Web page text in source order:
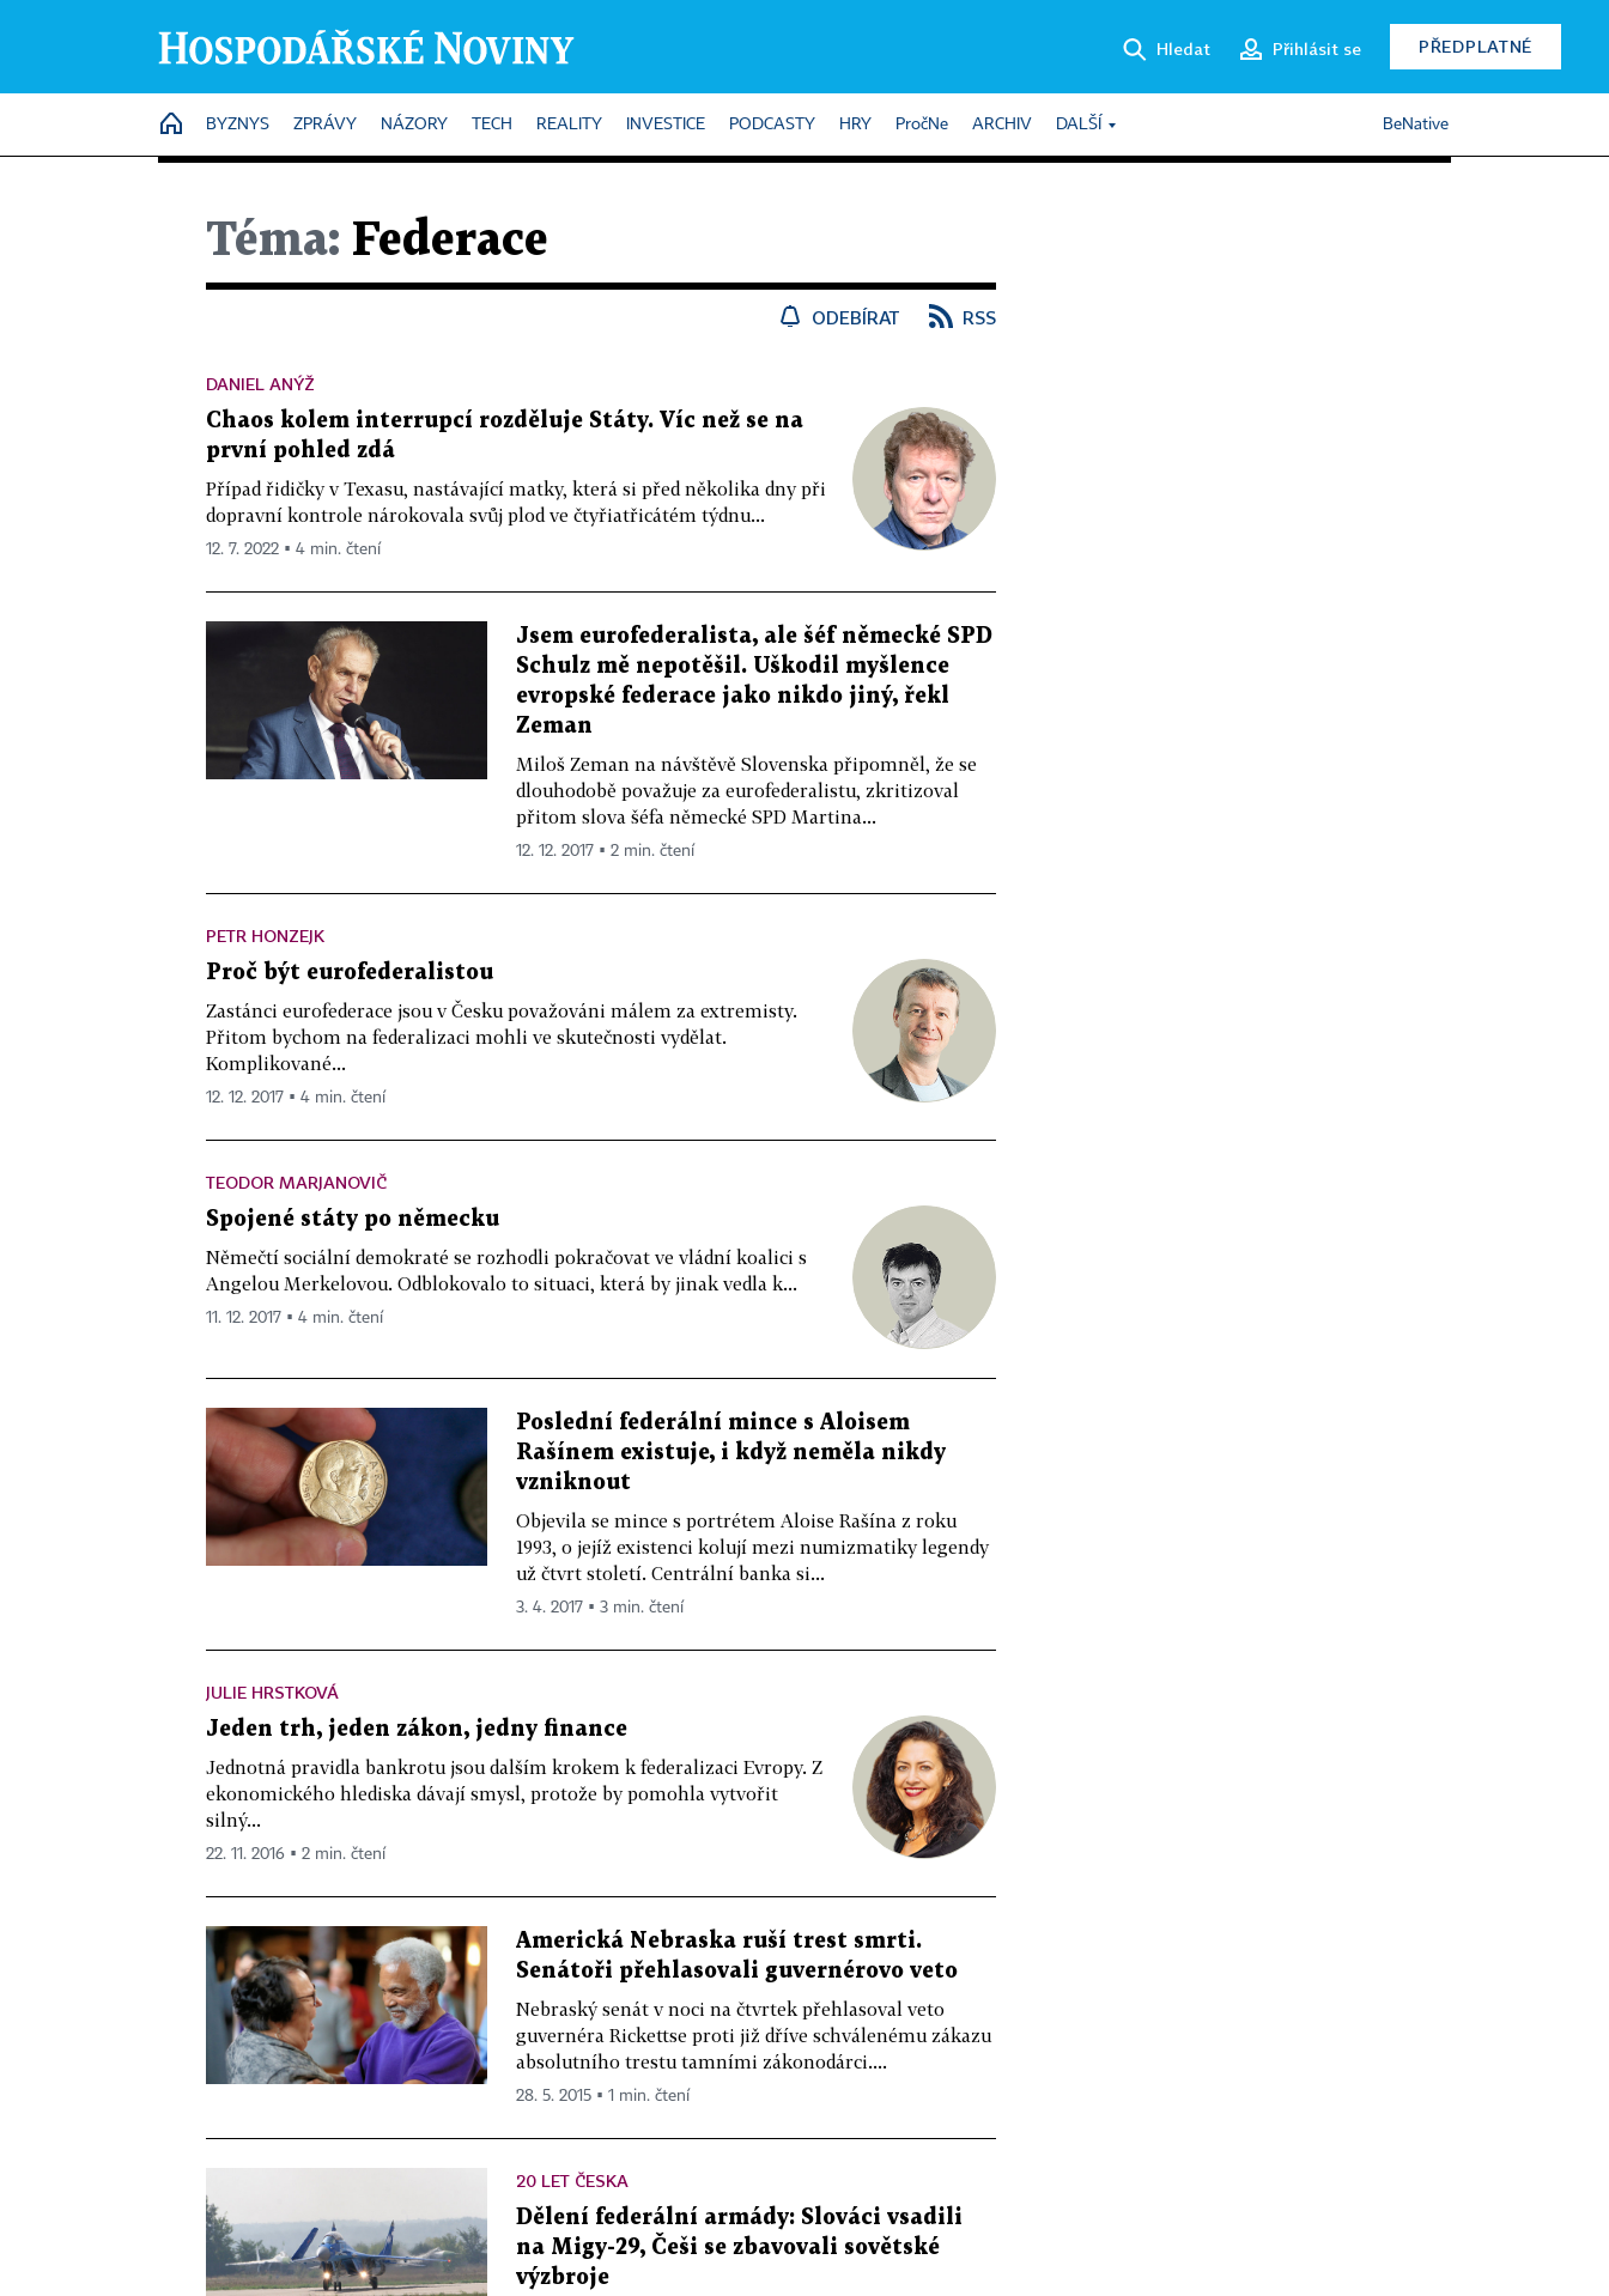
Hledat Přihlásit se PŘEDPLATNÉ
HOME
BYZNYS ZPRÁVY NÁZORY TECH REALITY INVESTICE PODCASTY HRY PročNe ARCHIV DALŠÍ BeNative
Téma: Federace
ODEBÍRAT RSS
DANIEL ANÝŽ
Chaos kolem interrupcí rozděluje Státy. Víc než se na
první pohled zdá
Případ řidičky v Texasu, nastávající matky, která si před několika dny při
dopravní kontrole nárokovala svůj plod ve čtyřiatřicátém týdnu...
12. 7. 2022 ▪ 4 min. čtení
Jsem eurofederalista, ale šéf německé SPD
Schulz mě nepotěšil. Uškodil myšlence
evropské federace jako nikdo jiný, řekl
Zeman
Miloš Zeman na návštěvě Slovenska připomněl, že se
dlouhodobě považuje za eurofederalistu, zkritizoval
přitom slova šéfa německé SPD Martina...
12. 12. 2017 ▪ 2 min. čtení
PETR HONZEJK
Proč být eurofederalistou
Zastánci eurofederace jsou v Česku považováni málem za extremisty.
Přitom bychom na federalizaci mohli ve skutečnosti vydělat.
Komplikované...
12. 12. 2017 ▪ 4 min. čtení
TEODOR MARJANOVIČ
Spojené státy po německu
Němečtí sociální demokraté se rozhodli pokračovat ve vládní koalici s
Angelou Merkelovou. Odblokovalo to situaci, která by jinak vedla k...
11. 12. 2017 ▪ 4 min. čtení
Poslední federální mince s Aloisem
Rašínem existuje, i když neměla nikdy
vzniknout
Objevila se mince s portrétem Aloise Rašína z roku
1993, o jejíž existenci kolují mezi numizmatiky legendy
už čtvrt století. Centrální banka si...
3. 4. 2017 ▪ 3 min. čtení
JULIE HRSTKOVÁ
Jeden trh, jeden zákon, jedny finance
Jednotná pravidla bankrotu jsou dalším krokem k federalizaci Evropy. Z
ekonomického hlediska dávají smysl, protože by pomohla vytvořit
silný...
22. 11. 2016 ▪ 2 min. čtení
Americká Nebraska ruší trest smrti.
Senátoři přehlasovali guvernérovo veto
Nebraský senát v noci na čtvrtek přehlasoval veto
guvernéra Rickettse proti již dříve schválenému zákazu
absolutního trestu tamními zákonodárci....
28. 5. 2015 ▪ 1 min. čtení
20 LET ČESKA
Dělení federální armády: Slováci vsadili
na Migy-29, Češi se zbavovali sovětské
výzbroje